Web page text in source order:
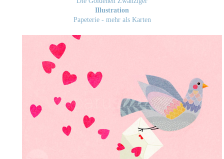
Illustration
Papeterie - mehr als Karten